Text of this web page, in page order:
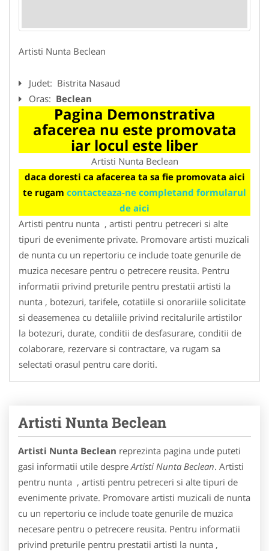
Artisti Nunta Beclean
Judet: Bistrita Nasaud
Oras: Beclean
Pagina Demonstrativa
afacerea nu este promovata
iar locul este liber
Artisti Nunta Beclean
daca doresti ca afacerea ta sa fie promovata aici
te rugam contacteaza-ne completand formularul
de aici
Artisti pentru nunta , artisti pentru petreceri si alte
tipuri de evenimente private. Promovare artisti muzicali
de nunta cu un repertoriu ce include toate genurile de
muzica necesare pentru o petrecere reusita. Pentru
informatii privind preturile pentru prestatii artisti la
nunta , botezuri, tarifele, cotatiile si onorariile solicitate
si deasemenea cu detaliile privind recitalurile artistilor
la botezuri, durate, conditii de desfasurare, conditii de
colaborare, rezervare si contractare, va rugam sa
selectati orasul pentru care doriti.
Artisti Nunta Beclean
Artisti Nunta Beclean reprezinta pagina unde puteti
gasi informatii utile despre Artisti Nunta Beclean. Artisti
pentru nunta , artisti pentru petreceri si alte tipuri de
evenimente private. Promovare artisti muzicali de nunta
cu un repertoriu ce include toate genurile de muzica
necesare pentru o petrecere reusita. Pentru informatii
privind preturile pentru prestatii artisti la nunta ,